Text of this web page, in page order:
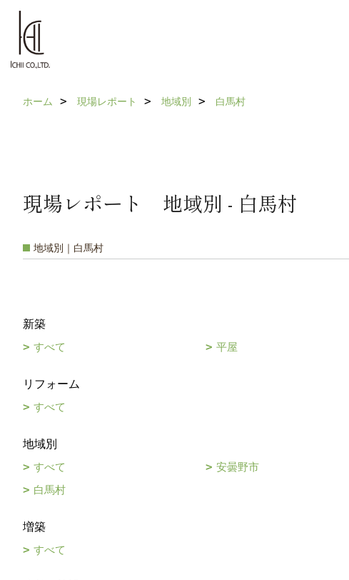
ホーム 現場レポート 地域別 白馬村
現場レポート 地域別 - 白馬村
地域別｜白馬村
新築
すべて
平屋
リフォーム
すべて
地域別
すべて
安曇野市
白馬村
増築
すべて